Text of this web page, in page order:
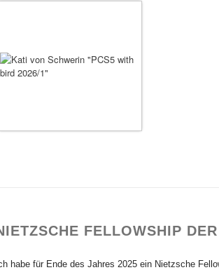
FELLOWSHIP
habe für Ende des Jahres 2025 ein Nietzsche